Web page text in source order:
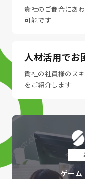
貴社のご都合にあ
可能です
人材活用でお
貴社の社員様のス
をご紹介します
ゲーム